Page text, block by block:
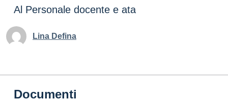
Al Personale docente e ata
Lina Defina
Documenti